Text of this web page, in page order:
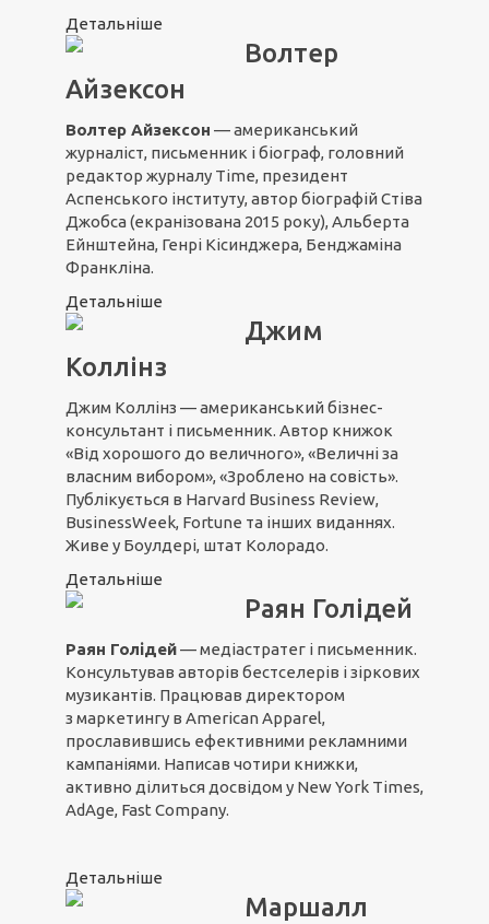
Детальніше
Волтер
Айзексон
Волтер Айзексон — американський
журналіст, письменник і біограф, головний
редактор журналу Time, президент
Аспенського інституту, автор біографій Стіва
Джобса (екранізована 2015 року), Альберта
Ейнштейна, Генрі Кісинджера, Бенджаміна
Франкліна.
Детальніше
Джим
Коллінз
Джим Коллінз — американський бізнес-
консультант і письменник. Автор книжок
«Від хорошого до величного», «Величні за
власним вибором», «Зроблено на совість».
Публікується в Harvard Business Review,
BusinessWeek, Fortune та інших виданнях.
Живе у Боулдері, штат Колорадо.
Детальніше
Раян Голідей
Раян Голідей— медіастратег і письменник.
Консультував авторів бестселерів і зіркових
музикантів. Працював директором
з маркетингу в American Apparel,
прославившись ефективними рекламними
кампаніями. Написав чотири книжки,
активно ділиться досвідом у New York Times,
AdAge, Fast Company.
Детальніше
Маршалл